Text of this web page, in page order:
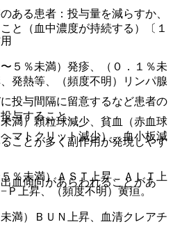
ある患者：投与量を減らすか、
と（血中濃度が持続する）〔１
投与間隔に留意するなど患者の
与すること。
ことが多く副作用が発現しやす
血傾向があらわれることがあ
５％未満）発疹、（０．１％未
発熱等、（頻度不明）リンパ腺
満）顆粒球減少、貧血（赤血球
マトクリット減少）、血小板減
％未満）ＡＳＴ上昇、ＡＬＴ上
Ｐ上昇、（頻度不明）黄疸。
満）ＢＵＮ上昇、血清クレアチ